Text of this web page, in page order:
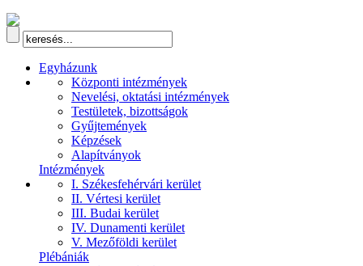
Egyházunk
Központi intézmények
Nevelési, oktatási intézmények
Testületek, bizottságok
Gyűjtemények
Képzések
Alapítványok
Intézmények
I. Székesfehérvári kerület
II. Vértesi kerület
III. Budai kerület
IV. Dunamenti kerület
V. Mezőföldi kerület
Plébániák